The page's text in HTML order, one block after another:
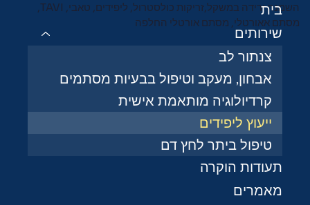
השמנה ירידה במשקל,זריקות כולסטרול, ליפידים, טאבי, TAVI,
מסתם אאורטלי, מסתם אורטלי החלפה
בית
שירותים
צנתור לב
אבחון, מעקב וטיפול בבעיות מסתמים
קרדיולוגיה מותאמת אישית
ייעוץ ליפידים
טיפול ביתר לחץ דם
תעודות הוקרה
מאמרים